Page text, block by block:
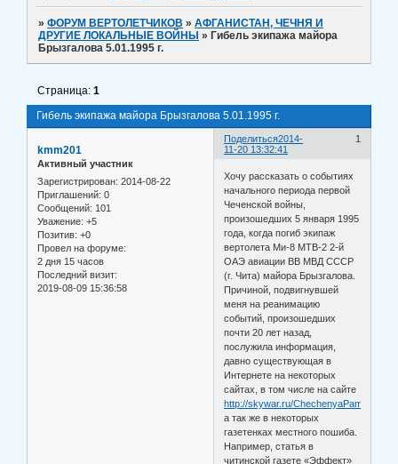
»ФОРУМ ВЕРТОЛЕТЧИКОВ »АФГАНИСТАН, ЧЕЧНЯ И
ДРУГИЕ ЛОКАЛЬНЫЕ ВОЙНЫ » Гибель экипажа майора
Брызгалова 5.01.1995 г.
Гибель экипажа майора Брызгалова 5.01.1995 г.
Страница:1
Поделиться 1
2014-
11-20 13:32:41
kmm201
Активный участник
Зарегистрирован: 2014-08-22
Приглашений: 0
Сообщений: 101
Уважение: +5
Позитив: +0
Провел на форуме:
2 дня 15 часов
Последний визит:
2019-08-09 15:36:58
Хочу рассказать о событиях
начального периода первой
Чеченской войны,
произошедших 5 января 1995
года, когда погиб экипаж
вертолета Ми-8 МТВ-2 2-й
ОАЭ авиации ВВ МВД СССР
(г. Чита) майора Брызгалова.
Причиной, подвигнувшей
меня на реанимацию
событий, произошедших
почти 20 лет назад,
послужила информация,
давно существующая в
Интернете на некоторых
сайтах, в том числе на сайте
http://skywar.ru/
а так же в некоторых
газетенках местного пошиба.
Например, статья в
читинской газете «Эффект»